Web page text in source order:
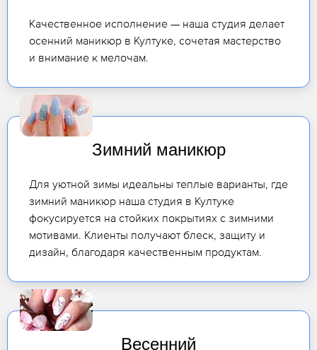
Качественное исполнение — наша студия делает
осенний маникюр в Култуке, сочетая мастерство
и внимание к мелочам.
Зимний маникюр
Для уютной зимы идеальны теплые варианты, где
зимний маникюр наша студия в Култуке
фокусируется на стойких покрытиях с зимними
мотивами. Клиенты получают блеск, защиту и
дизайн, благодаря качественным продуктам.
Весенний